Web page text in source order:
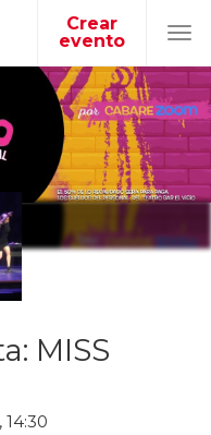
Crear
evento
MISS
, 14:30